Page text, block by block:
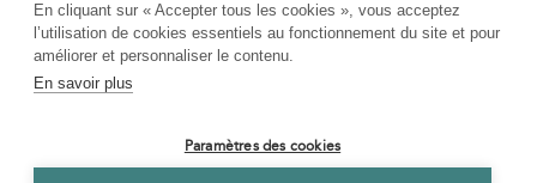
En cliquant sur « Accepter tous les cookies », vous acceptez
l’utilisation de cookies essentiels au fonctionnement du site et pour
améliorer et personnaliser le contenu.
En savoir plus
Paramètres des cookies
Newsletter
La Vie des Classiques